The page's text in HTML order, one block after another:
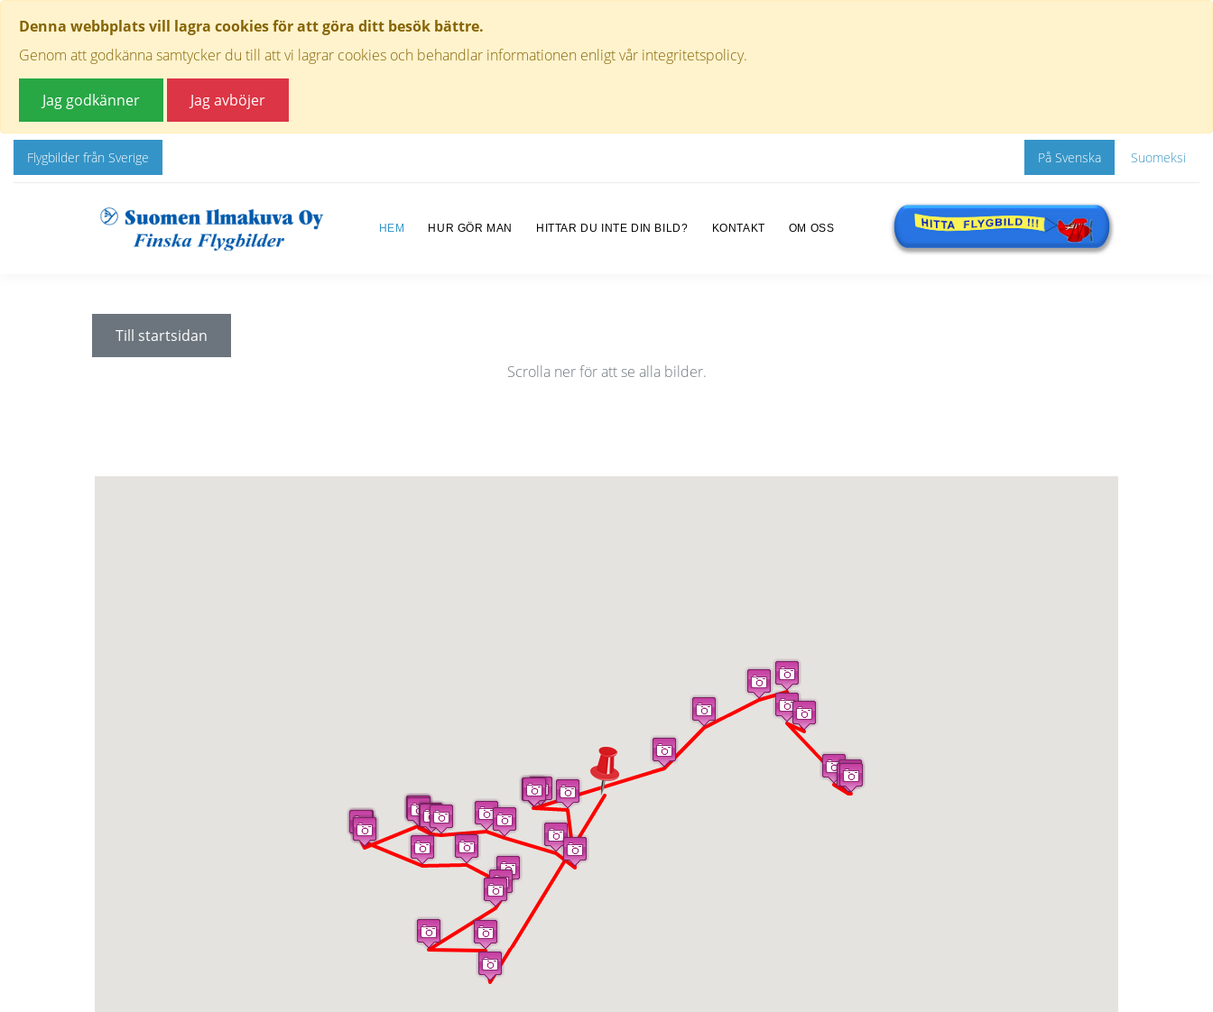
Denna webbplats vill lagra cookies för att göra ditt besök bättre.
Genom att godkänna samtycker du till att vi lagrar cookies och behandlar informationen enligt vår integritetspolicy.
Jag godkänner Jag avböjer
Flygbilder från Sverige På Svenska Suomeksi
HEM HUR GÖR MAN HITTAR DU INTE DIN BILD? KONTAKT OM OSS
Till startsidan
Scrolla ner för att se alla bilder.